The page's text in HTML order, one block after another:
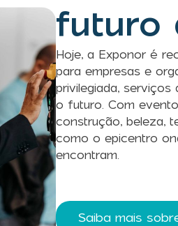
futuro
Hoje, a Exponor é
para empresas e
privilegiada,
o futuro. Com
construção, beleza,
como o epicentro
encontram.
Saiba mais